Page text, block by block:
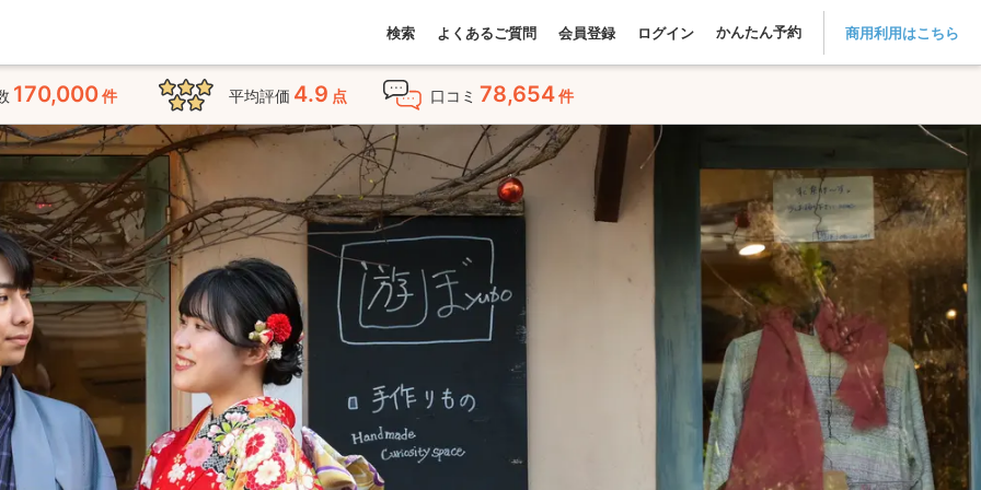
検索 よくあるご質問 会員登録 ログイン かんたん予約 商用利用はこちら
170,000件 平均評価 4.9 点 口コミ 78,654件